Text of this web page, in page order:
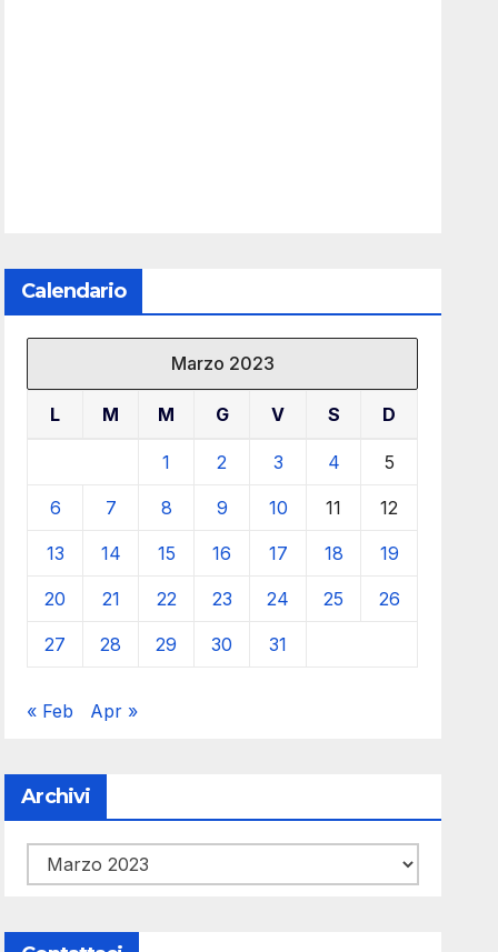
Calendario
Marzo 2023
L M M G V S D
1 2 3 4 5
6 7 8 9 10 11 12
13 14 15 16 17 18 19
20 21 22 23 24 25 26
27 28 29 30 31
« Feb Apr »
Archivi
Archivi